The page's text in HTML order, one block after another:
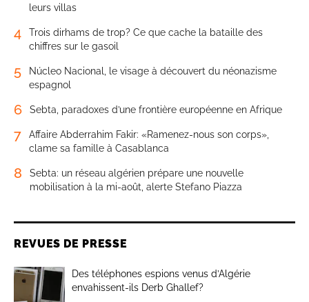
leurs villas
4
Trois dirhams de trop? Ce que cache la bataille des
chiffres sur le gasoil
5
Núcleo Nacional, le visage à découvert du néonazisme
espagnol
6 Sebta, paradoxes d’une frontière européenne en Afrique
7
Affaire Abderrahim Fakir: «Ramenez-nous son corps»,
clame sa famille à Casablanca
8
Sebta: un réseau algérien prépare une nouvelle
mobilisation à la mi-août, alerte Stefano Piazza
REVUES DE PRESSE
Des téléphones espions venus d’Algérie
envahissent-ils Derb Ghallef?